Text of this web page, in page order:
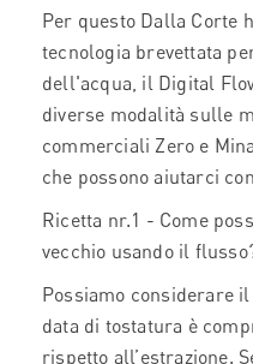
Per questo Dalla Corte
tecnologia brevettata
dell'acqua, il Digital
diverse modalità sulle
commerciali Zero e
che possono aiutarci
Ricetta nr.1 - Come
vecchio usando il
Possiamo considerare
data di tostatura è
rispetto all’estrazione.